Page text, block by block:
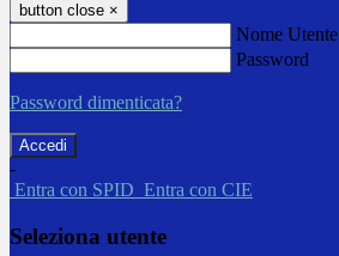
button close ×
Nome Utente
Password
Password dimenticata?
-
Entra con SPID Entra con CIE
Seleziona utente